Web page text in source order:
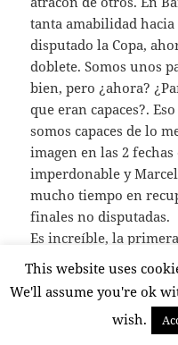
tanta amabilidad
disputado la Copa,
doblete. Somos unos
bien, pero ¿ahora?
que eran capaces?.
somos capaces de lo
imagen en las 2
imperdonable y
mucho tiempo en
finales no disputadas.
Es increíble, la
ganando el Athletic
Simeone, no pueda
alegría,…el cabreo
Tú crónica muy bien,
This website uses
We'll assume you're ok
wish.